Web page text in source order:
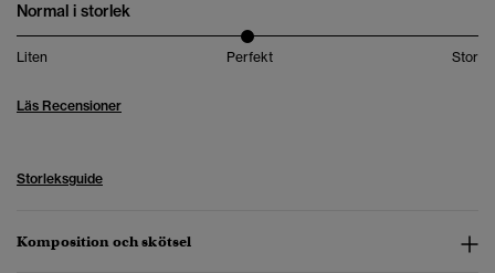
Normal i storlek
Liten Perfekt Stor
Läs Recensioner
Storleksguide
Komposition och skötsel